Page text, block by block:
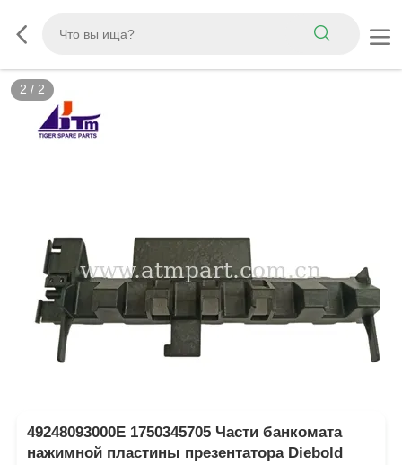
2 / 2
49248093000E 1750345705 Части банкомата
нажимной пластины презентатора Diebold